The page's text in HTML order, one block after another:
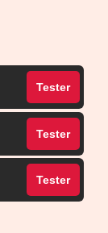
Tester
Tester
Tester